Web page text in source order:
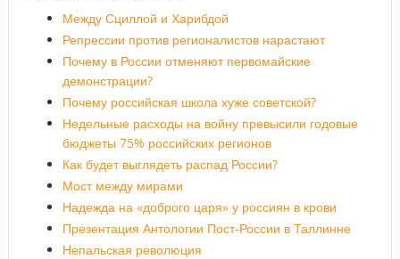
Между Сциллой и Харибдой
Репрессии против регионалистов нарастают
Почему в России отменяют первомайские
демонстрации?
Почему российская школа хуже советской?
Недельные расходы на войну превысили годовые
бюджеты 75% российских регионов
Как будет выглядеть распад России?
Мост между мирами
Надежда на «доброго царя» у россиян в крови
Презентация Антологии Пост-России в Таллинне
Непальская революция